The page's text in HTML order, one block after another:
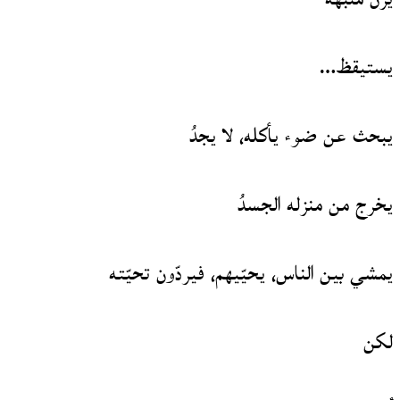
يستيقظ…
يبحث عن ضوء يأكله، لا يجدُ
يخرج من منزله الجسدُ
يمشي بين الناس، يحيّيهم، فيردّون تحيّته
لكن